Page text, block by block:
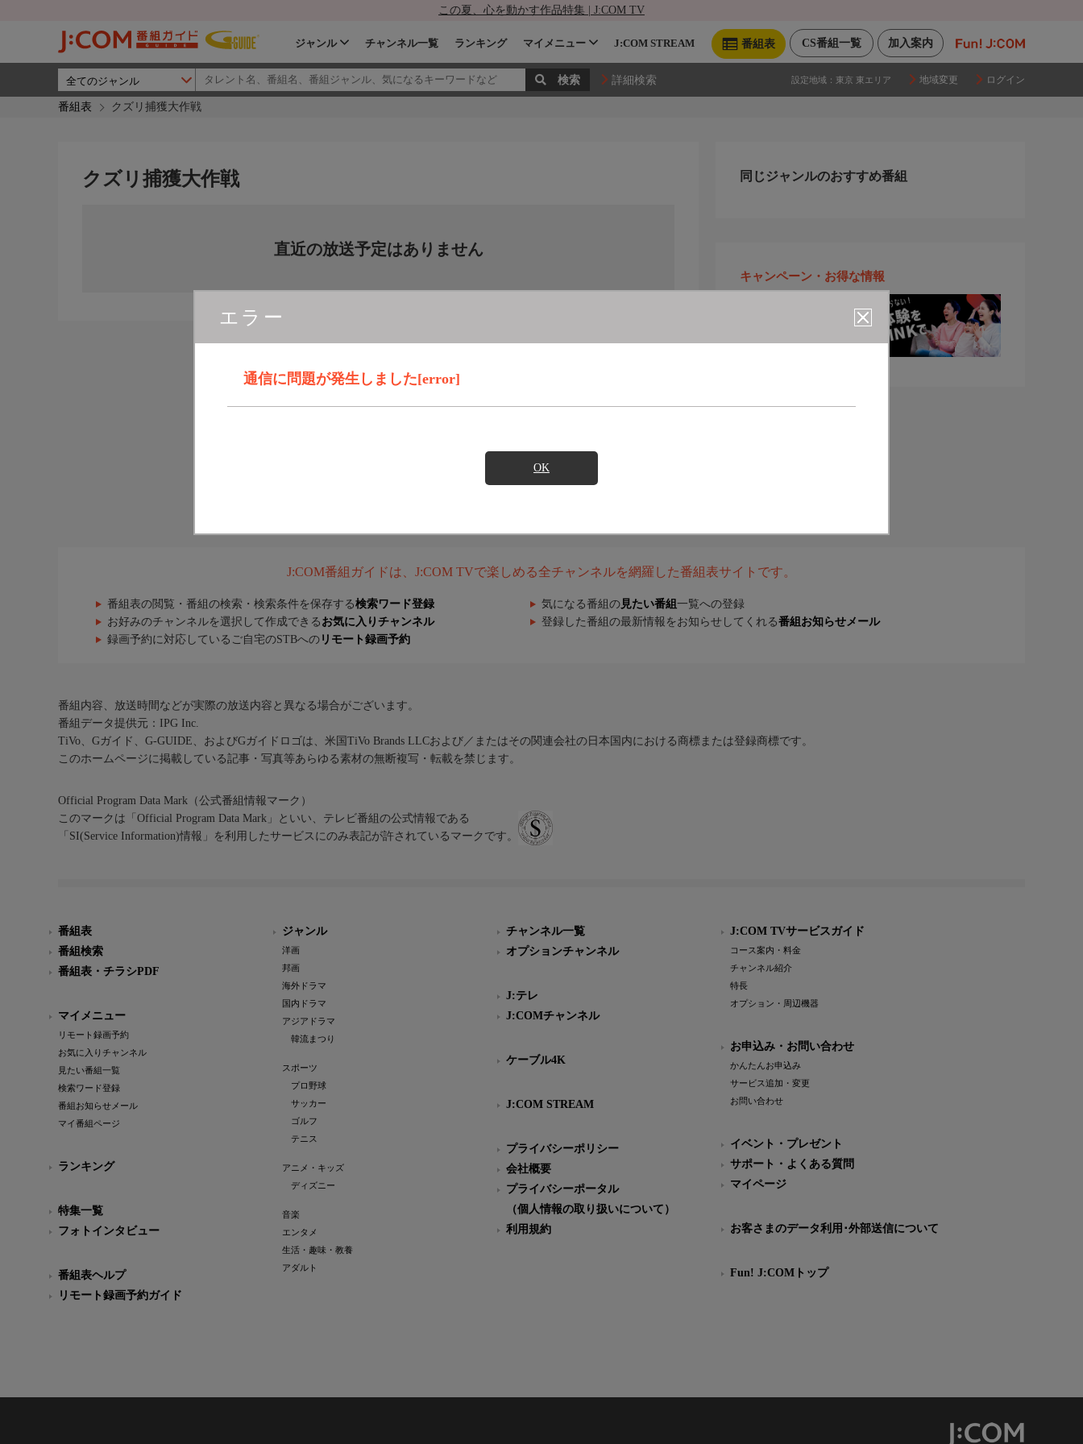
この夏、心を動かす作品特集 | J:COM TV
加入案内
CS番組一覧
番組表
ジャンル チャンネル一覧 ランキング マイメニュー J:COM STREAM
詳細検索 設定地域： 東京 東エリア 地域変更 ログイン
番組表 クズリ捕獲大作戦
エラー
通信に問題が発生しました[error]
OK
クズリ捕獲大作戦
直近の放送予定はありません
同じジャンルのおすすめ番組
キャンペーン・お得な情報
J:COM番組ガイドは、J:COM TVで楽しめる全チャンネルを網羅した番組表サイトです。
番組表の閲覧・番組の検索・検索条件を保存する検索ワード登録 気になる番組の 見たい番組 一覧への登録
お好みのチャンネルを選択して作成できる お気に入りチャンネル 登録した番組の最新情報をお知らせしてくれる番組お知らせメール
録画予約に対応しているご自宅のSTBへの リモート録画予約
番組内容、放送時間などが実際の放送内容と異なる場合がございます。
番組データ提供元：IPG Inc.
TiVo、Gガイド、G-GUIDE、およびGガイドロゴは、米国TiVo Brands LLCおよび／またはその関連会社の日本国内における商標または登録商標です。
このホームページに掲載している記事・写真等あらゆる素材の無断複写・転載を禁じます。
Official Program Data Mark（公式番組情報マーク）
このマークは「Official Program Data Mark」といい、テレビ番組の公式情報である
「SI(Service Information)情報」を利用したサービスにのみ表記が許されているマークです。
番組表
番組検索
番組表・チラシPDF
マイメニュー
リモート録画予約
お気に入りチャンネル
見たい番組一覧
検索ワード登録
番組お知らせメール
マイ番組ページ
ランキング
特集一覧
フォトインタビュー
番組表ヘルプ
リモート録画予約ガイド
ジャンル
洋画
邦画
海外ドラマ
国内ドラマ
アジアドラマ
韓流まつり
スポーツ
プロ野球
サッカー
ゴルフ
テニス
アニメ・キッズ
ディズニー
音楽
エンタメ
生活・趣味・教養
アダルト
チャンネル一覧
オプションチャンネル
J:テレ
J:COMチャンネル
ケーブル4K
J:COM STREAM
プライバシーポリシー
会社概要
プライバシーポータル
（個人情報の取り扱いについて）
利用規約
J:COM TVサービスガイド
コース案内・料金
チャンネル紹介
特長
オプション・周辺機器
お申込み・お問い合わせ
かんたんお申込み
サービス追加・変更
お問い合わせ
イベント・プレゼント
サポート・よくある質問
マイページ
お客さまのデータ利用･外部送信について
Fun! J:COMトップ